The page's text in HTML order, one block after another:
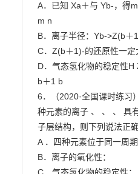
A．已知 Xa＋与 Yb-，得
m n
B．离子半径：Yb->Z(b＋
C．Z(b＋1)-的还原性一定
D．气态氢化物的稳定性H
b＋1 b
6．（2020·全国课时练习
种元素的离子 、 、 、 具
子层结构，则下列说法正确
A ．四种元素位于同一周期
B．离子的氧化性：